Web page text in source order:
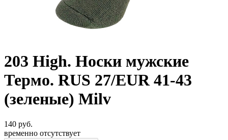
203 High. Носки мужские
Термо. RUS 27/EUR 41-43
(зеленые) Milv
140 руб.
временно отсутствует